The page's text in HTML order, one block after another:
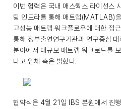
이번 협력은 국내 매스웍스 라이선스
팅 인프라를 통해 매트랩(MATLAB)
고성능 매트랩 워크플로우에 대한 접
통해 정부출연연구기관과 연구중심
분야에서 대규모 매트랩 워크로드를
다고 업체 측은 밝혔다.
협약식은 4월 21일 IBS 본원에서 진